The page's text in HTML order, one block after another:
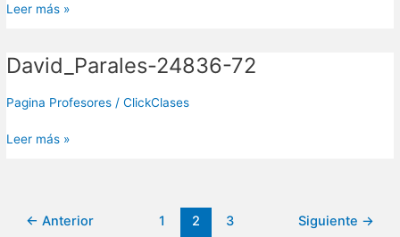
Leer más »
David_Parales-24836-72
Pagina Profesores /ClickClases
David_Parales-
72
Leer más »
← Anterior 1 2 3 Siguiente →